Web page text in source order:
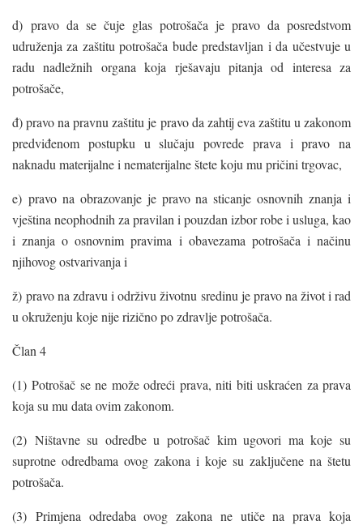
d) pravo da se čuje glas potrošača je pravo da posredstvom
udruženja za zaštitu potrošača bude predstavljan i da učestvuje u
radu nadležnih organa koja rješavaju pitanja od interesa za
potrošače,
đ) pravo na pravnu zaštitu je pravo da zahtij eva zaštitu u zakonom
predviđenom postupku u slučaju povrede prava i pravo na
naknadu materijalne i nematerijalne štete koju mu pričini trgovac,
e) pravo na obrazovanje je pravo na sticanje osnovnih znanja i
vještina neophodnih za pravilan i pouzdan izbor robe i usluga, kao
i znanja o osnovnim pravima i obavezama potrošača i načinu
njihovog ostvarivanja i
ž) pravo na zdravu i održivu životnu sredinu je pravo na život i rad
u okruženju koje nije rizično po zdravlje potrošača.
Član 4
(1) Potrošač se ne može odreći prava, niti biti uskraćen za prava
koja su mu data ovim zakonom.
(2) Ništavne su odredbe u potrošač kim ugovori ma koje su
suprotne odredbama ovog zakona i koje su zaključene na štetu
potrošača.
(3) Primjena odredaba ovog zakona ne utiče na prava koja